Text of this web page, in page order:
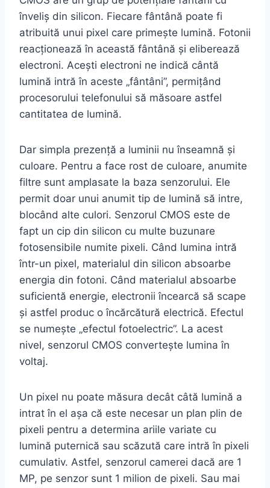
înveliș din silicon. Fiecare fântână poate fi
atribuită unui pixel care primește lumină. Fotonii
reacționează în această fântână și eliberează
electroni. Acești electroni ne indică cântă
lumină intră în aceste „fântâni”, permițând
procesorului telefonului să măsoare astfel
cantitatea de lumină.
Dar simpla prezență a luminii nu înseamnă și
culoare. Pentru a face rost de culoare, anumite
filtre sunt amplasate la baza senzorului. Ele
permit doar unui anumit tip de lumină să intre,
blocând alte culori. Senzorul CMOS este de
fapt un cip din silicon cu multe buzunare
fotosensibile numite pixeli. Când lumina intră
într-un pixel, materialul din silicon absoarbe
energia din fotoni. Când materialul absoarbe
suficientă energie, electronii încearcă să scape
și astfel produc o încărcătură electrică. Efectul
se numește „efectul fotoelectric”. La acest
nivel, senzorul CMOS convertește lumina în
voltaj.
Un pixel nu poate măsura decât câtă lumină a
intrat în el așa că este necesar un plan plin de
pixeli pentru a determina ariile variate cu
lumină puternică sau scăzută care intră în pixeli
cumulativ. Astfel, senzorul camerei dacă are 1
MP, pe senzor sunt 1 milion de pixeli. Sau mai